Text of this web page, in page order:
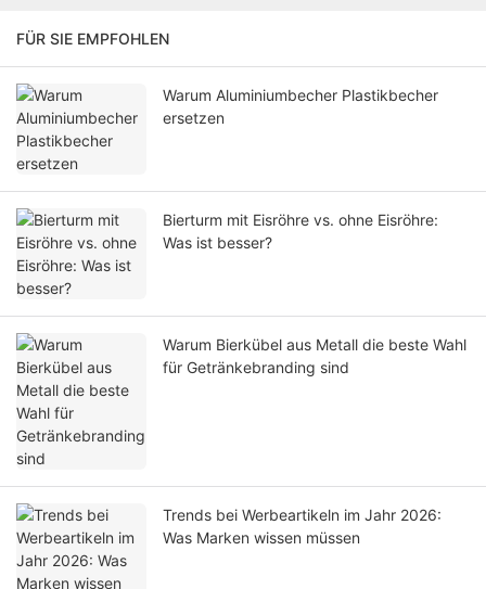
FÜR SIE EMPFOHLEN
Warum Aluminiumbecher Plastikbecher
ersetzen
Bierturm mit Eisröhre vs. ohne Eisröhre:
Was ist besser?
Warum Bierkübel aus Metall die beste Wahl
für Getränkebranding sind
Trends bei Werbeartikeln im Jahr 2026:
Was Marken wissen müssen